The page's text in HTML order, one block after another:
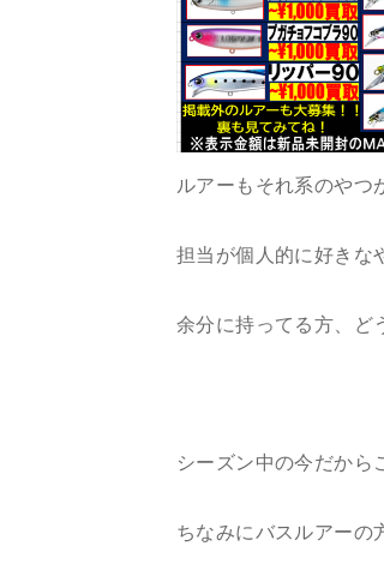
ルアーもそれ系のやつ
担当が個人的に好きな
余分に持ってる方、ど
シーズン中の今だから
ちなみにバスルアーの